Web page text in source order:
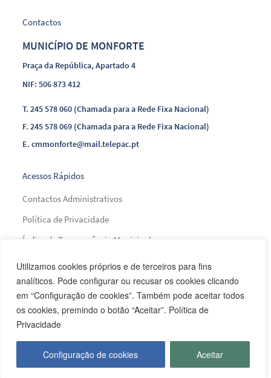
Utilizamos cookies próprios e de terceiros para fins
analíticos. Pode configurar ou recusar os cookies clicando
em “Configuração de cookies”. Também pode aceitar todos
os cookies, premindo o botão “Aceitar”. Política de
Privacidade
Configuração de cookies Aceitar
Contactos
MUNICÍPIO DE MONFORTE
Praça da República, Apartado 4
NIF: 506 873 412
T.245 578 060 (Chamada para a Rede Fixa Nacional)
F.245 578 069 (Chamada para a Rede Fixa Nacional)
E.cmmonforte@mail.telepac.pt
Acessos Rápidos
Contactos Administrativos
Política de Privacidade
Índice de Transparência Municipal
Índice do Glossário
Mapa do Site
Financiamento